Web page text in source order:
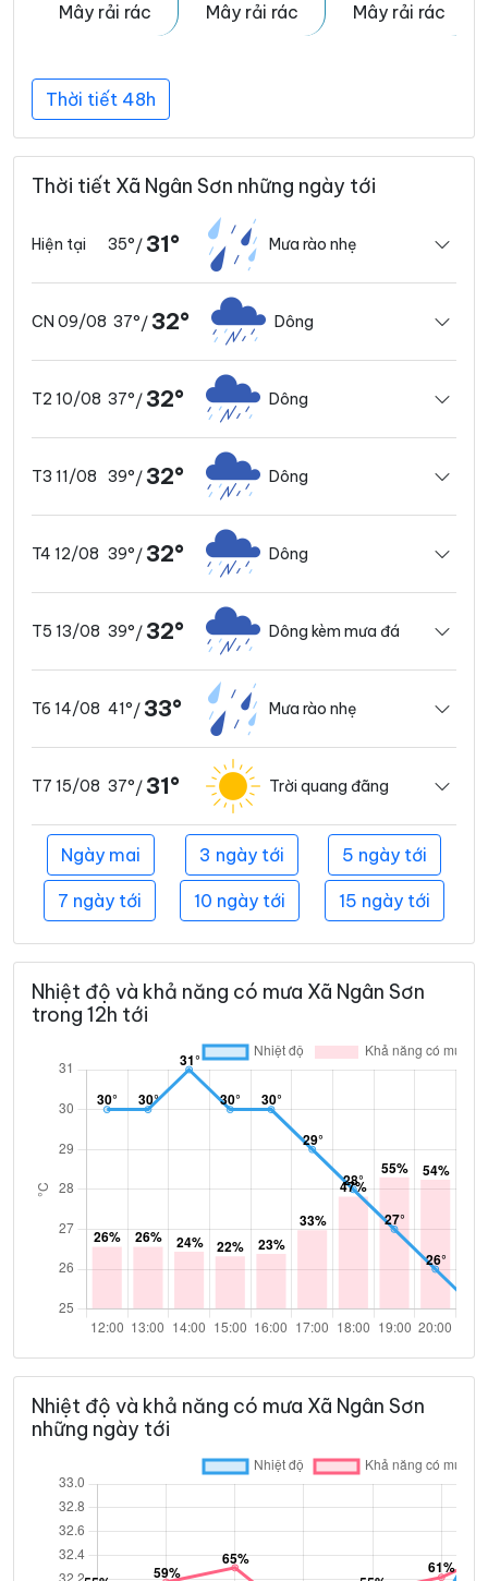
Mây rải rác
Mây rải rác
Mây rải rác
Thời tiết 48h
Thời tiết Xã Ngân Sơn những ngày tới
Hiện tại 35°/ 31° Mưa rào nhẹ
CN 09/08 37°/ 32° Dông
T2 10/08 37°/ 32° Dông
T3 11/08 39°/ 32° Dông
T4 12/08 39°/ 32° Dông
T5 13/08 39°/ 32° Dông kèm mưa đá
T6 14/08 41°/ 33° Mưa rào nhẹ
T7 15/08 37°/ 31° Trời quang đãng
Ngày mai 3 ngày tới 5 ngày tới
7 ngày tới 10 ngày tới 15 ngày tới
Nhiệt độ và khả năng có mưa Xã Ngân Sơn
trong 12h tới
Nhiệt độ và khả năng có mưa Xã Ngân Sơn
những ngày tới